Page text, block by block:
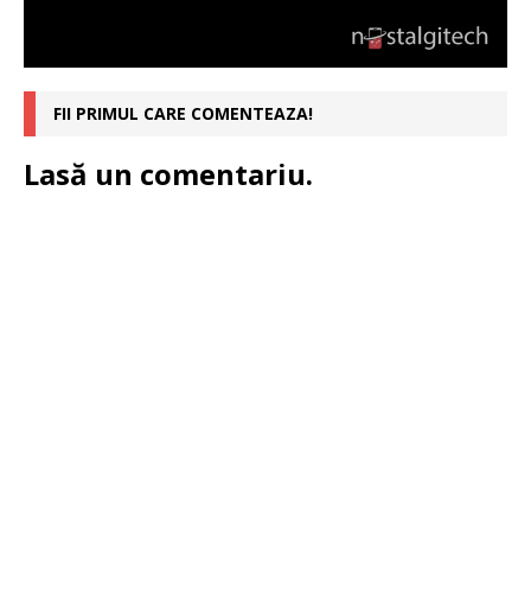
FII PRIMUL CARE COMENTEAZA!
Lasă un comentariu.